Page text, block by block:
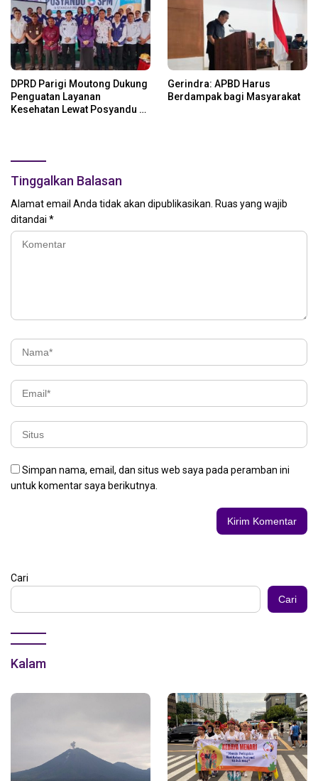
DPRD Parigi Moutong Dukung
Penguatan Layanan
Kesehatan Lewat Posyandu 6
Gerindra: APBD Harus
Berdampak bagi Masyarakat
Tinggalkan Balasan
Alamat email Anda tidak akan dipublikasikan. Ruas yang wajib
ditandai *
Simpan nama, email, dan situs web saya pada peramban ini
untuk komentar saya berikutnya.
Cari
Cari
Kalam